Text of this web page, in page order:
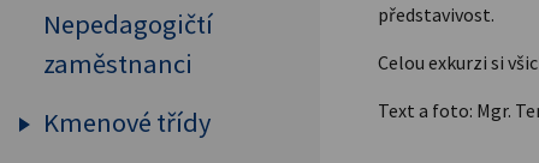
představivost.
Celou exkurzi si
Text a foto: Mgr.
Nepedagogičtí
zaměstnanci
Kmenové třídy